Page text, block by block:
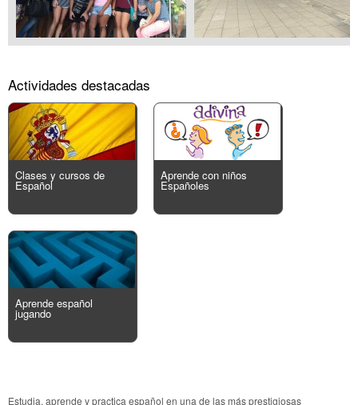
Actividades destacadas
Clases y cursos de
Español
Aprende con niños
Españoles
Aprende español
jugando
Estudia, aprende y practica español en una de las más prestigiosas